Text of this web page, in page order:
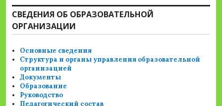
СВЕДЕНИЯ ОБ ОБРАЗОВАТЕЛЬНОЙ
ОРГАНИЗАЦИИ
Основные сведения
Структура и органы управления образовательной
организацией
Документы
Образование
Руководство
Педагогический состав